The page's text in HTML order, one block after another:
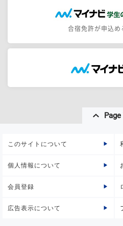
合宿免許が申込め
このサイトについて
個人情報について
会員登録
広告表示について